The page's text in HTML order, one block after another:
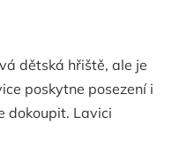
dětská hřiště, ale je
poskytne posezení i
dokoupit. Lavici